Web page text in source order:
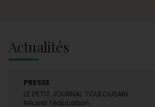
Actualités
PRESSE
LE PETIT JOURNAL TOULOUSAIN
Réussir l'éducation